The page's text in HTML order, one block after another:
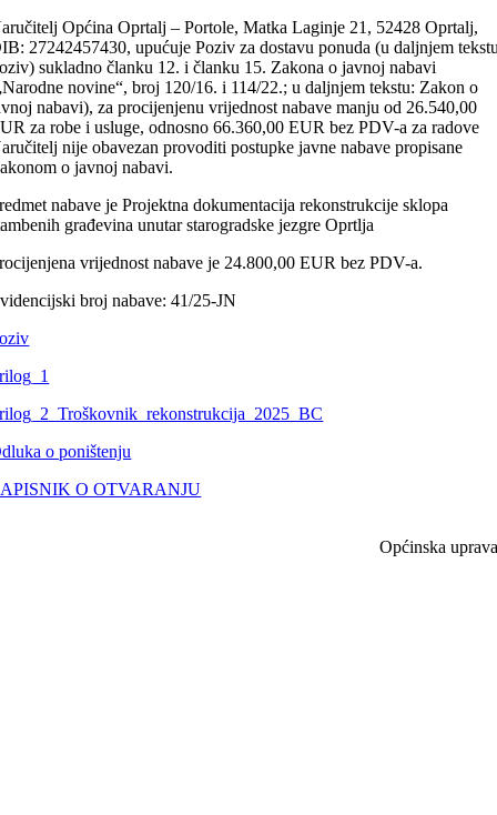
Općina Oprtalj – Portole, Matka Laginje 21, 52428 Oprtalj,
27242457430, upućuje Poziv za dostavu ponuda (u daljnjem
sukladno članku 12. i članku 15. Zakona o javnoj nabavi
novine“, broj 120/16. i 114/22.; u daljnjem tekstu: Zakon o
nabavi), za procijenjenu vrijednost nabave manju od 26.540,00
za robe i usluge, odnosno 66.360,00 EUR bez PDV-a za radove
nije obavezan provoditi postupke javne nabave propisane
o javnoj nabavi.
nabave je Projektna dokumentacija rekonstrukcije sklopa
građevina unutar starogradske jezgre Oprtlja
vrijednost nabave je 24.800,00 EUR bez PDV-a.
broj nabave: 41/25-JN
o poništenju
O OTVARANJU
Općinska uprava